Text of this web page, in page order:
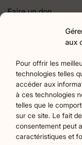
aux
Pour offrir les
technologies telles
accéder aux
à ces technologies
telles que le
sur ce site. Le fait
consentement peut
caractéristiques et
Faire un don
Agriculture18 Art
Bien-Etre 2
Commerces
Éducation94
La parole à nos
sport27 Tourisme 19